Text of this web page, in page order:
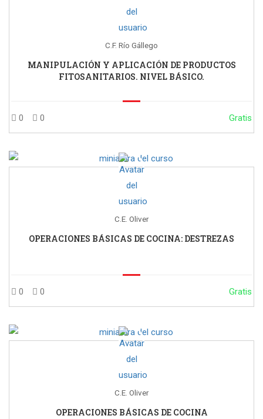
C.F. Río Gállego
MANIPULACIÓN Y APLICACIÓN DE PRODUCTOS
FITOSANITARIOS. NIVEL BÁSICO.
0 0 Gratis
C.E. Oliver
OPERACIONES BÁSICAS DE COCINA: DESTREZAS
0 0 Gratis
C.E. Oliver
OPERACIONES BÁSICAS DE COCINA